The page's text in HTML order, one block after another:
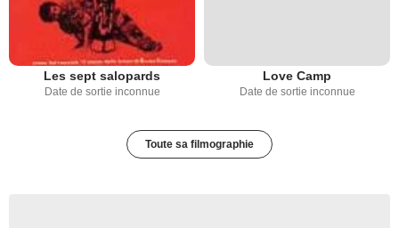
Les sept salopards
Date de sortie inconnue
Love Camp
Date de sortie inconnue
Toute sa filmographie